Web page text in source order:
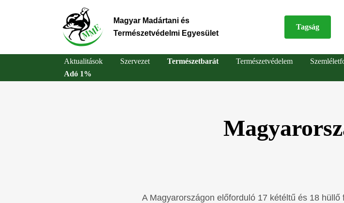
Magyar Madártani és
Természetvédelmi Egyesület
Top
Tagság
Main
Aktualitások Szervezet Természetbarát Természetvédelem
Adó 1%
A Magyarországon előforduló 17 kétéltű és 18